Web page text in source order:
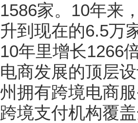
1586家。10年来
升到现在的6.5万
10年里增长1266
电商发展的顶层
州拥有跨境电商
跨境支付机构覆